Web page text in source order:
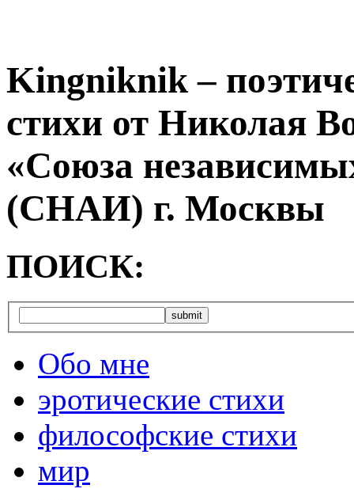
Kingniknik –
стихи от Николая
«Союза
(СНАИ) г. Москвы
ПОИСК:
Обо мне
эротические стихи
философские стихи
мир